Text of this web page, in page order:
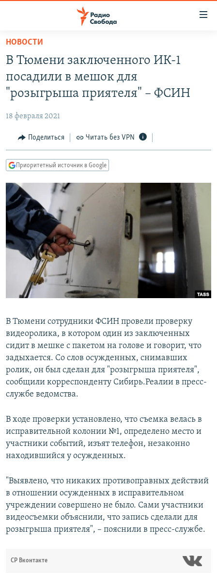
упрощенного
доступа
основному
Вернутся
Вернутся
поиску
АВТОРСКИЕ ПРОЕКТЫ
МНЕНИЯ
КУЛЬТУРА
КАВКАЗ.РЕАЛИИ
СЕВЕР.РЕАЛИИ
СИБИРЬ.РЕАЛИИ
РАСПИСАНИЕ ВЕЩАНИЯ
ПОДПИШИТЕСЬ НА РАССЫЛКУ
СОЦИАЛЬНЫЕ СЕТИ
Все сайты РСЕ/РС
НОВОСТИ
В Тюмени заключенного ИК-1
посадили в мешок для
"розыгрыша приятеля" – ФСИН
18 февраля 2021
Поделиться Читать без VPN
Приоритетный источник в Google
В Тюмени сотрудники ФСИН провели проверку
видеоролика, в котором один из заключенных
сидит в мешке с пакетом на голове и говорит, что
задыхается. Со слов осужденных, снимавших
ролик, он был сделан для "розыгрыша приятеля",
сообщили корреспонденту Сибирь.Реалии в пресс-
службе ведомства.
В ходе проверки установлено, что съемка велась в
исправительной колонии №1, определено место и
участники событий, изъят телефон, незаконно
находившийся у осужденных.
"Выявлено, что никаких противоправных действий
в отношении осужденных в исправительном
учреждении совершено не было. Сами участники
видеосъемки объяснили, что запись сделали для
розыгрыша приятеля", – пояснили в пресс-службе.
СР Вконтакте